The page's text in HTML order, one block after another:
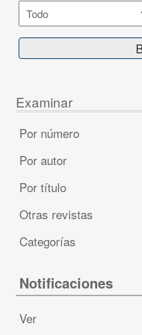
Examinar
Por número
Por autor
Por título
Otras revistas
Categorías
Notificaciones
Ver